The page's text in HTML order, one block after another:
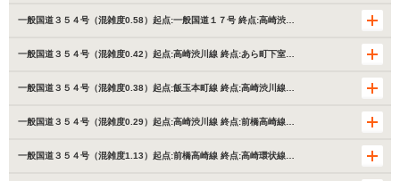
一般国道３５４号（混雑度0.58）起点:一般国道１７号 終点:高崎渋…
一般国道３５４号（混雑度0.42）起点:高崎渋川線 終点:あら町下室…
一般国道３５４号（混雑度0.38）起点:飯玉本町線 終点:高崎渋川線…
一般国道３５４号（混雑度0.29）起点:高崎渋川線 終点:前橋高崎線…
一般国道３５４号（混雑度1.13）起点:前橋高崎線 終点:高崎環状線…